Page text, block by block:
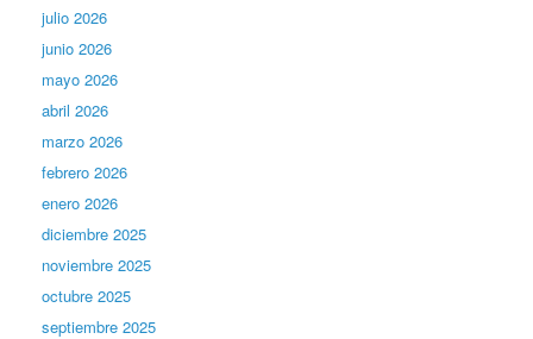
julio 2026
junio 2026
mayo 2026
abril 2026
marzo 2026
febrero 2026
enero 2026
diciembre 2025
noviembre 2025
octubre 2025
septiembre 2025